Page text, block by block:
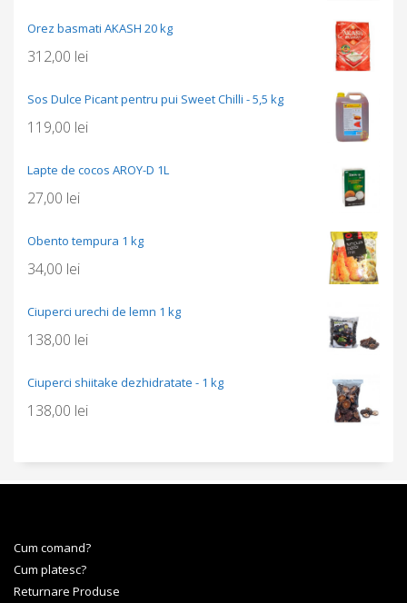
Orez basmati AKASH 20 kg
312,00 lei
Sos Dulce Picant pentru pui Sweet Chilli - 5,5 kg
119,00 lei
Lapte de cocos AROY-D 1L
27,00 lei
Obento tempura 1 kg
34,00 lei
Ciuperci urechi de lemn 1 kg
138,00 lei
Ciuperci shiitake dezhidratate - 1 kg
138,00 lei
Cum comand?
Cum platesc?
Returnare Produse